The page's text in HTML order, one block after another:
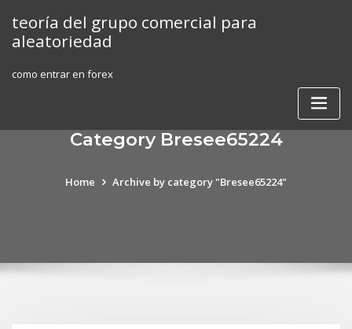
content
teoría del grupo comercial para
aleatoriedad
como entrar en forex
Category Bresee65224
Home Archive by category "Bresee65224"